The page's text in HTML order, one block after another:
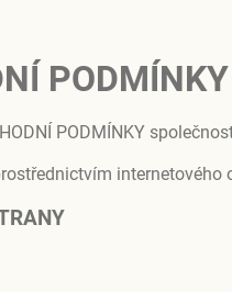
PODMÍNKY
PODMÍNKY
internetového